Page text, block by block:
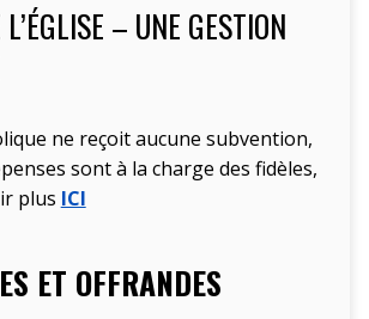
– UNE GESTION
ne reçoit aucune subvention,
sont à la charge des fidèles,
plus ICI
ET OFFRANDES